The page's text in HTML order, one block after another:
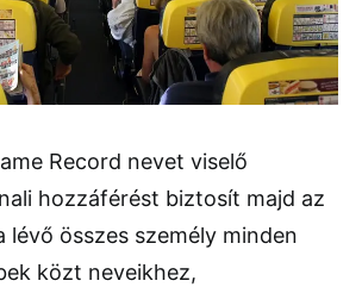
Record nevet viselő
hozzáférést biztosít majd az
lévő összes személy minden
közt neveikhez,